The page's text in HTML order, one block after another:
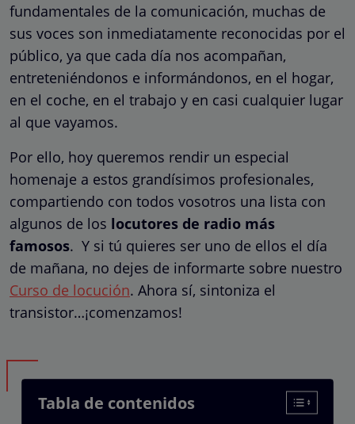
fundamentales de la comunicación, muchas de
sus voces son inmediatamente reconocidas por el
público, ya que cada día nos acompañan,
entreteniéndonos e informándonos, en el hogar,
en el coche, en el trabajo y en casi cualquier lugar
al que vayamos.
Por ello, hoy queremos rendir un especial
homenaje a estos grandísimos profesionales,
compartiendo con todos vosotros una lista con
algunos de los locutores de radio más
famosos. Y si tú quieres ser uno de ellos el día
de mañana, no dejes de informarte sobre nuestro
Curso de locución. Ahora sí, sintoniza el
transistor…¡comenzamos!
Tabla de contenidos